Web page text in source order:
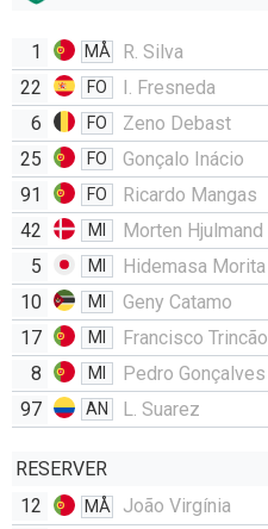
1 MÅ
R. Silva
22
FO
I. Fresneda
6
FO
Zeno Debast
25
FO
Gonçalo Inácio
91
FO
Ricardo Mangas
42
MI
Morten Hjulmand
5
MI
Hidemasa Morita
10
MI
Geny Catamo
17
MI
Francisco Trincão
8
MI
Pedro Gonçalves
97
AN L. Suarez
RESERVER
12
MÅ
João Virgínia